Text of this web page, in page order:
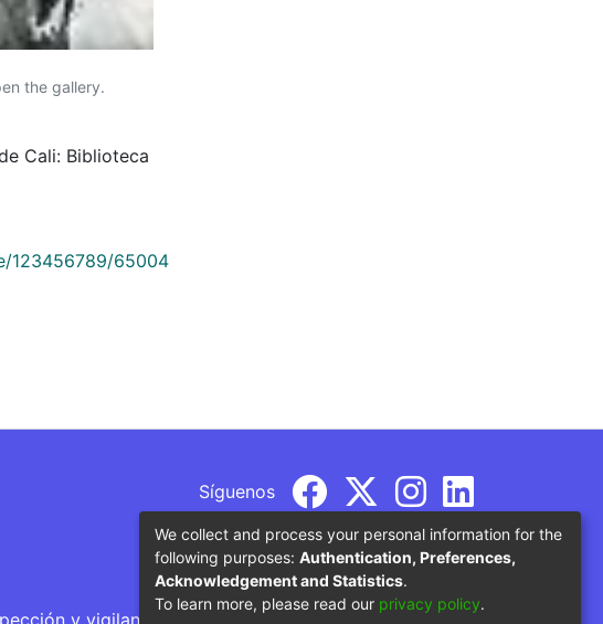
the gallery.
Cali: Biblioteca
123456789/65004
Síguenos
y vigilancia por parte del Ministerio de Educación
We collect and process your personal information for the
following purposes: Authentication, Preferences,
Acknowledgement and Statistics.
To learn more, please read our privacy policy.